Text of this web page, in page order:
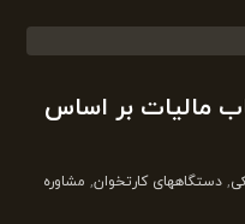
مالیات بر اساس
,دستگاههای کارتخوان, مشاوره